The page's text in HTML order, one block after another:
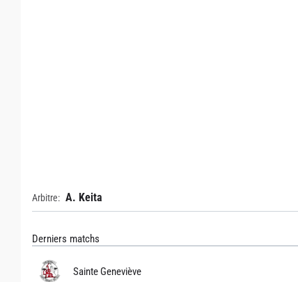
Arbitre: A. Keita
Derniers matchs
Sainte Geneviève